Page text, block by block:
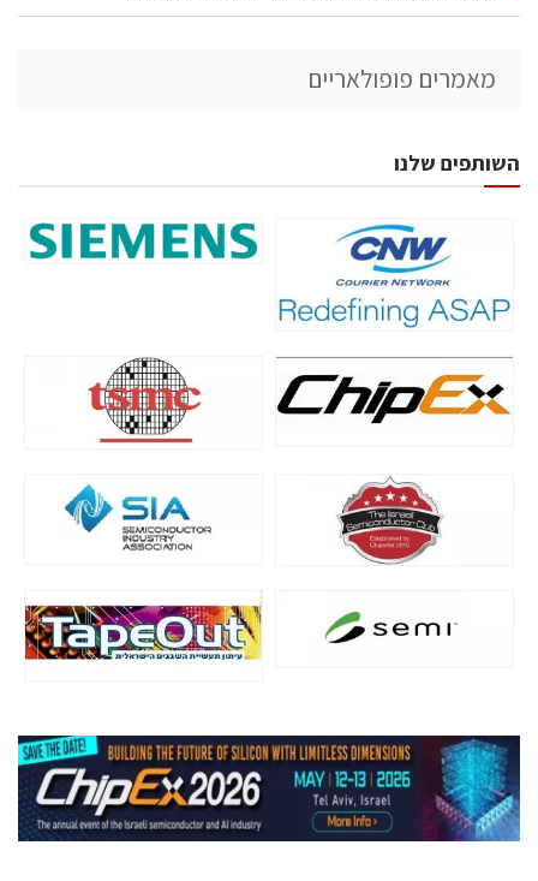
מאמרים פופולאריים
השותפים שלנו